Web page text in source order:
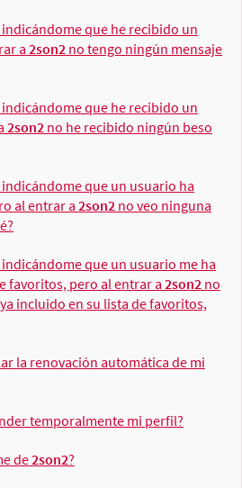
que he recibido un
a 2son2 no tengo ningún mensaje
que he recibido un
2son2 no he recibido ningún beso
que un usuario ha
al entrar a 2son2 no veo ninguna
que un usuario me ha
favoritos, pero al entrar a 2son2 no
incluido en su lista de favoritos,
la renovación automática de mi
temporalmente mi perfil?
de2son2?